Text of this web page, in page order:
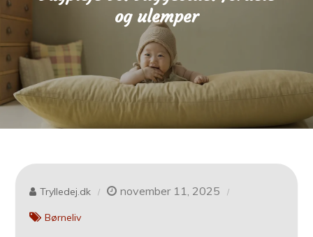
og ulemper
Trylledej.dk november 11, 2025
Børneliv